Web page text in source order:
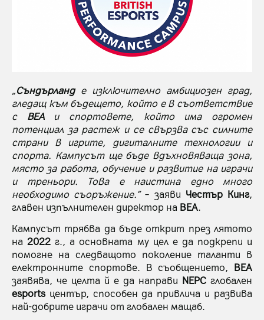
„Съндърланде изключително амбициозен град,
гледащ към бъдещето, който е в съответствие
с BEAи спортовете, който има огромен
потенциал за растеж и се свързва със силните
страни в игрите, дигиталните технологии и
спорта. Кампусът ще бъде вдъхновяваща зона,
място за работа, обучение и развитие на играчи
и треньори. Това е наистина едно много
необходимо съоръжение.”– заяви Честър Кинг,
главен изпълнителен директор на BEA.
Кампусът трябва да бъде открит през лятото
на2022 г., а основната му цел е да подкрепи и
помогне на следващото поколение таланти в
електронните спортове. В съобщението, BEA
заявява, че целта й е да направи NEPC глобален
esports център, способен да привлича и развива
най-добрите играчи от глобален мащаб.